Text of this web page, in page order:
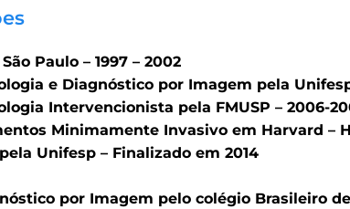
Paulo – 1997 – 2002
e Diagnóstico por Imagem pela
Intervencionista pela FMUSP – 2006-
Minimamente Invasivo em Harvard –
Unifesp – Finalizado em 2014
por Imagem pelo colégio Brasileiro de